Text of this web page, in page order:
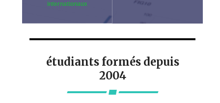
internationaux
étudiants formés depuis
2004